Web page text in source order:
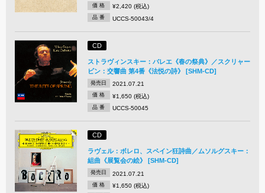
価 格 ¥2,420 (税込)
品 番 UCCS-50043/4
CD
ストラヴィンスキー：バレエ《春の祭典》／スクリャー
ビン：交響曲 第4番《法悦の詩》 [SHM-CD]
発売日 2021.07.21
価 格 ¥1,650 (税込)
品 番 UCCS-50045
CD
ラヴェル：ボレロ、スペイン狂詩曲／ムソルグスキー：
組曲《展覧会の絵》 [SHM-CD]
発売日 2021.07.21
価 格 ¥1,650 (税込)